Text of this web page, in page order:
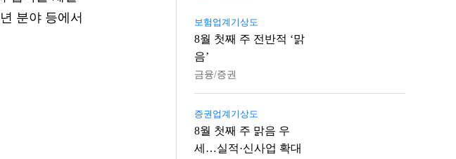
분야 등에서
보험업계기상도
8월 첫째 주 전반적 ‘맑
음’
금융/증권
증권업계기상도
8월 첫째 주 맑음 우
세…실적·신사업 확대